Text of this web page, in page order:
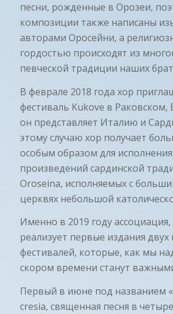
песни, рожденные в Орозеи,
композиции также написаны
авторами Оросейни, а
гордостью происходят из
певческой традиции наших
В феврале 2018 года хор
фестиваль Kukove в Раковском,
он представляет Италию и
этому случаю хор получает
особым образом для
произведений сардинской
Oroseina, исполняемых с
церквях небольшой
Именно в 2019 году ассоциация,
реализует первые издания
фестивалей, которые, как мы
скором времени станут
Первый в июне под названием
cresia, священная песня в